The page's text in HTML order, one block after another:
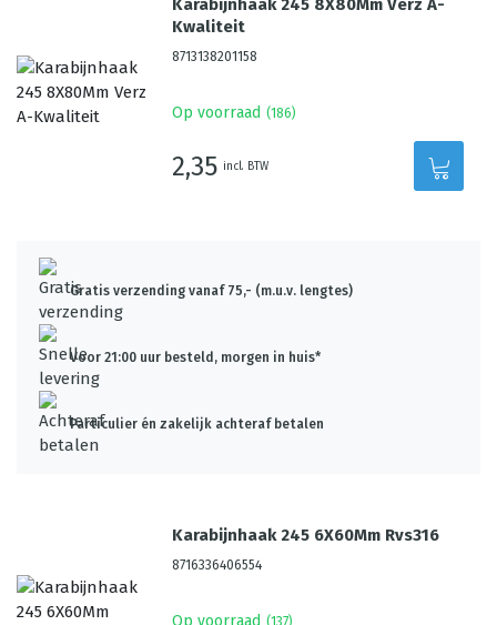
Karabijnhaak 245 8X80Mm Verz A-
Kwaliteit
8713138201158
Op voorraad (186)
2,35 incl. BTW
Gratis verzending vanaf 75,- (m.u.v. lengtes)
Voor 21:00 uur besteld, morgen in huis*
Particulier én zakelijk achteraf betalen
Karabijnhaak 245 6X60Mm Rvs316
8716336406554
Op voorraad (137)